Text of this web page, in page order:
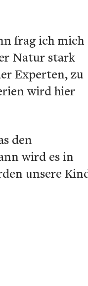
frag ich mich
Natur stark
Experten, zu
wird hier
den
wird es in
unsere